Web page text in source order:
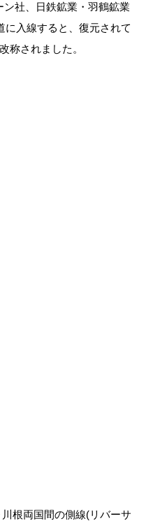
社、日鉄鉱業・羽鶴鉱業
に入線すると、復元されて
称されました。
根両国間の側線(リバーサ